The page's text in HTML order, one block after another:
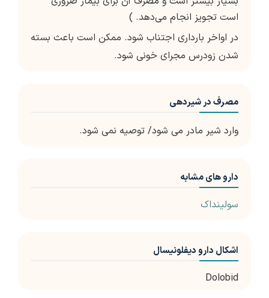
است تجویز انجام می‌دهد. )
در اواخر بارداری اجتناب شود. ممکن است باعث بسته
شدن زودرس مجرای خونی شود.
مصرف در شیردهی
وارد شیر مادر می شود/ توصیه نمی شود.
دارو های مشابه
سولینداک
اشکال دارو دیفلونیسال
Dolobid